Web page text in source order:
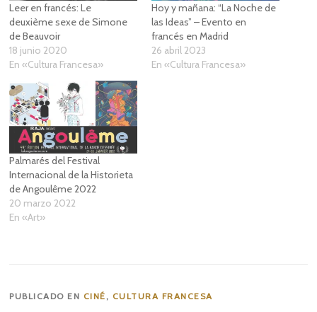
Leer en francés: Le
deuxième sexe de Simone
de Beauvoir
18 junio 2020
En «Cultura Francesa»
Hoy y mañana: “La Noche de
las Ideas” – Evento en
francés en Madrid
26 abril 2023
En «Cultura Francesa»
Palmarés del Festival
Internacional de la Historieta
de Angoulême 2022
20 marzo 2022
En «Art»
PUBLICADO EN CINÉ , CULTURA FRANCESA